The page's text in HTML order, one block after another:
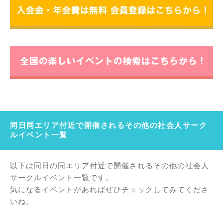
同日同エリア付近で開催されるその他の社会人サーク
ルイベント一覧
以下は同日の同エリア付近で開催されるその他の社会人
サークルイベント一覧です。
気になるイベントがあればぜひチェックしてみてくださ
いね。